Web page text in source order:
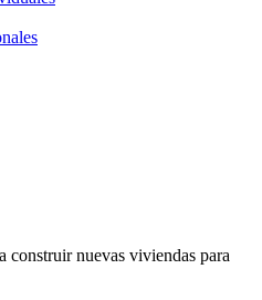
construir nuevas viviendas para